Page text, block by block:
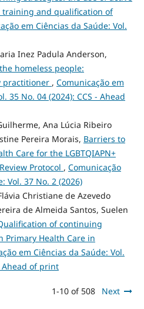
and qualification of
em Ciências da Saúde: Vol.
Inez Padula Anderson,
homeless people:
practitioner , Comunicação em
35 No. 04 (2024): CCS - Ahead
Ana Lúcia Ribeiro
Pereira Morais, Barriers to
Care for the LGBTQIAPN+
Protocol , Comunicação
Vol. 37 No. 2 (2026)
Christiane de Azevedo
de Almeida Santos, Suelen
of continuing
Primary Health Care in
em Ciências da Saúde: Vol.
Ahead of print
1-10 of 508 Next